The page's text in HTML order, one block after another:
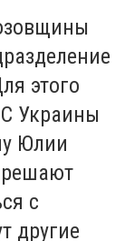
этого
Украины
Юлии
решают
с
другие